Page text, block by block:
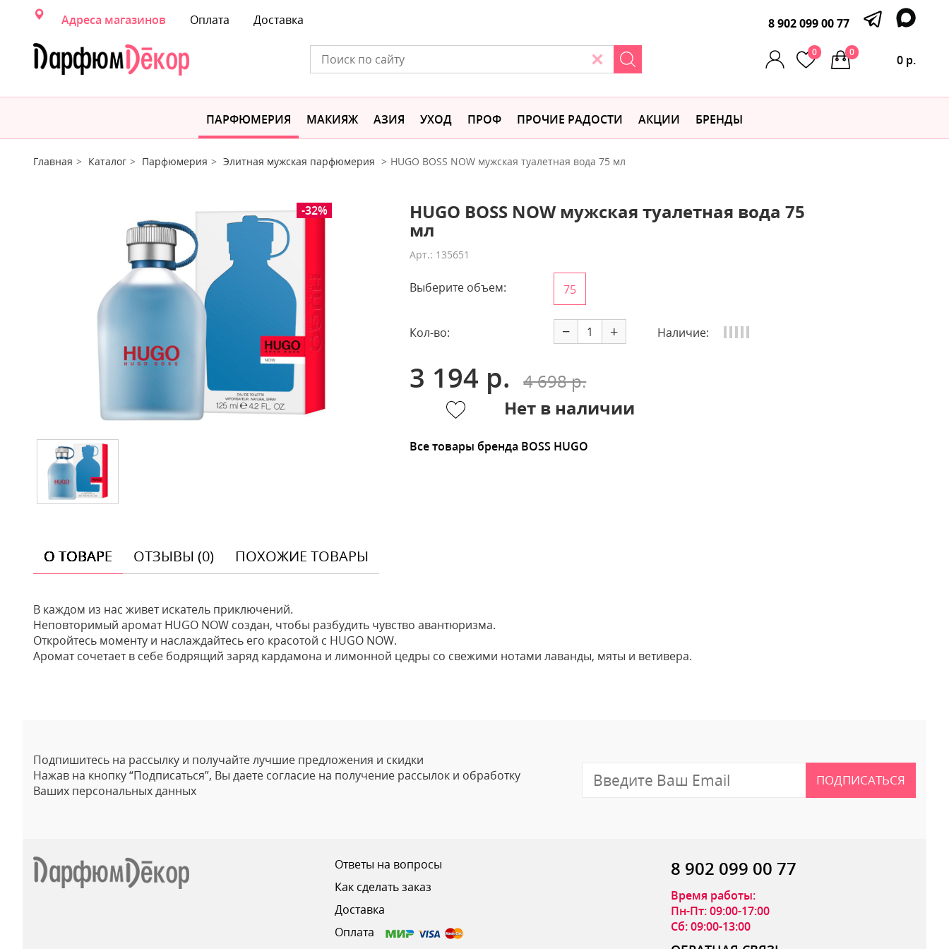
Адреса магазинов Оплата Доставка 8 902 099 00 77
0
0 р.
0
ПАРФЮМЕРИЯ МАКИЯЖ АЗИЯ УХОД ПРОФ ПРОЧИЕ РАДОСТИ АКЦИИ БРЕНДЫ
Главная Каталог Парфюмерия Элитная мужская парфюмерия HUGO BOSS NOW мужская туалетная вода 75 мл
-32% HUGO BOSS NOW мужская туалетная вода 75
мл
Арт.: 135651
Выберите объем: 75
Кол-во: − + Наличие:
3 194 р.
4 698 р.
Нет в наличии
Все товары бренда BOSS HUGO
О ТОВАРЕ ОТЗЫВЫ (0) ПОХОЖИЕ ТОВАРЫ
В каждом из нас живет искатель приключений.
Неповторимый аромат HUGO NOW создан, чтобы разбудить чувство авантюризма.
Откройтесь моменту и наслаждайтесь его красотой с HUGO NOW.
Аромат сочетает в себе бодрящий заряд кардамона и лимонной цедры со свежими нотами лаванды, мяты и ветивера.
Подпишитесь на рассылку и получайте лучшие предложения и скидки
Нажав на кнопку “Подписаться”, Вы даете согласие на получение рассылок и обработку
Ваших персональных данных
ПОДПИСАТЬСЯ
Ответы на вопросы
Как сделать заказ
Доставка
Оплата
8 902 099 00 77
Время работы:
Пн-Пт: 09:00-17:00
Сб: 09:00-13:00